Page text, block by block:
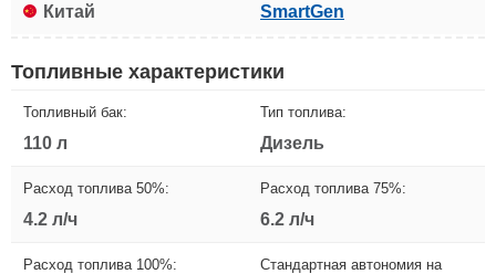
Китай SmartGen
Топливные характеристики
Топливный бак:
110 л
Тип топлива:
Дизель
Расход топлива 50%:
4.2 л/ч
Расход топлива 75%:
6.2 л/ч
Расход топлива 100%:
Стандартная автономия на